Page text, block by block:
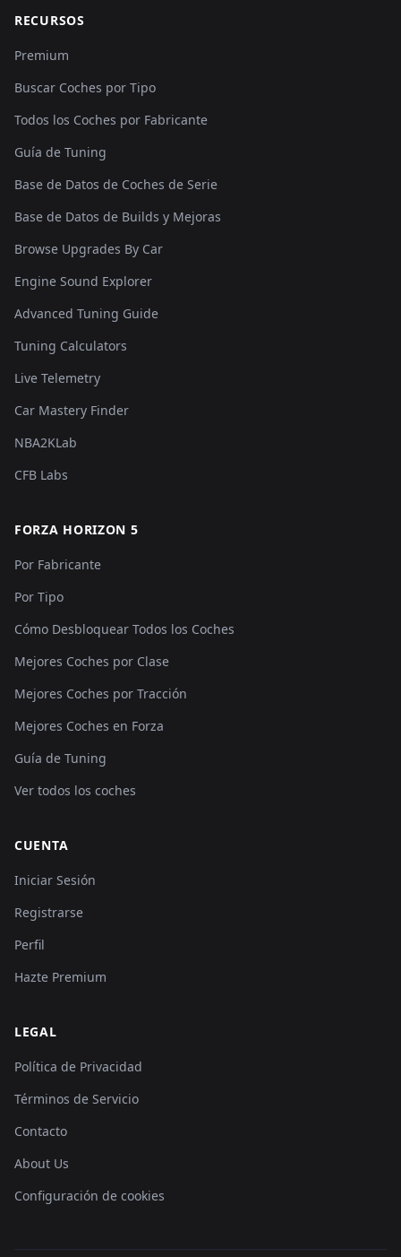
RECURSOS
Premium
Buscar Coches por Tipo
Todos los Coches por Fabricante
Guía de Tuning
Base de Datos de Coches de Serie
Base de Datos de Builds y Mejoras
Browse Upgrades By Car
Engine Sound Explorer
Advanced Tuning Guide
Tuning Calculators
Live Telemetry
Car Mastery Finder
NBA2KLab
CFB Labs
FORZA HORIZON 5
Por Fabricante
Por Tipo
Cómo Desbloquear Todos los Coches
Mejores Coches por Clase
Mejores Coches por Tracción
Mejores Coches en Forza
Guía de Tuning
Ver todos los coches
CUENTA
Iniciar Sesión
Registrarse
Perfil
Hazte Premium
LEGAL
Política de Privacidad
Términos de Servicio
Contacto
About Us
Configuración de cookies